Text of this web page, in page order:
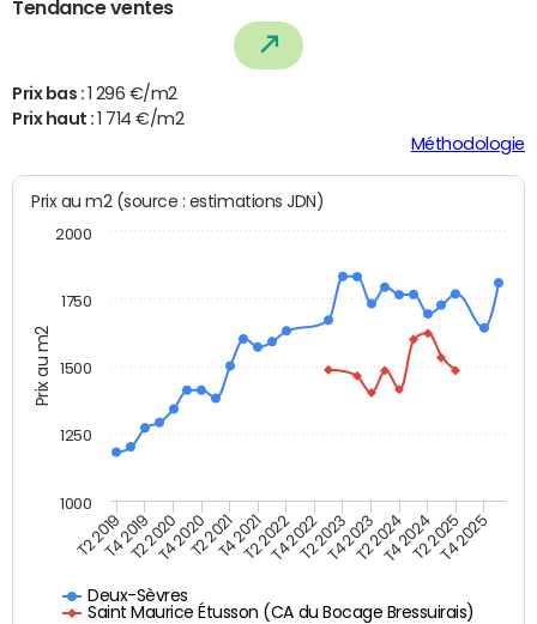
Tendance ventes
Prix bas : 1 296 €/m2
Prix haut :1 714 €/m2
Méthodologie
Prix au m2
Prix au m2 (source : estimations JDN)
Deux-Sèvres
Saint Maurice Étusson (CA du Bocage Bressuirais)
T2 2019T4 2019T2 2020T4 2020T2 2021T4 2021T2 2022T4 2022T2 2023T4 2023T2 2024T4 2024T2 2025T4 2025
1000
2000
1250
1500
1750